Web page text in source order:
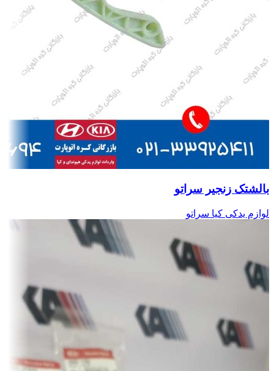
بالشتک زنجیر سراتو
لوازم یدکی کیا سراتو